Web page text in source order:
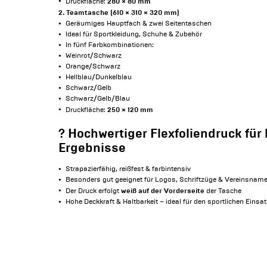
2. Teamtasche (610 × 310 × 320 mm)
Geräumiges Hauptfach & zwei Seitentaschen
Ideal für Sportkleidung, Schuhe & Zubehör
In fünf Farbkombinationen:
Weinrot/Schwarz
Orange/Schwarz
Hellblau/Dunkelblau
Schwarz/Gelb
Schwarz/Gelb/Blau
Druckfläche:250 × 120 mm
?️ Hochwertiger Flexfoliendruck für
Ergebnisse
Strapazierfähig, reißfest & farbintensiv
Besonders gut geeignet für Logos, Schriftzüge &
Der Druck erfolgtweiß auf der Vorderseite der Tasche
Hohe Deckkraft & Haltbarkeit – ideal für den sportlichen